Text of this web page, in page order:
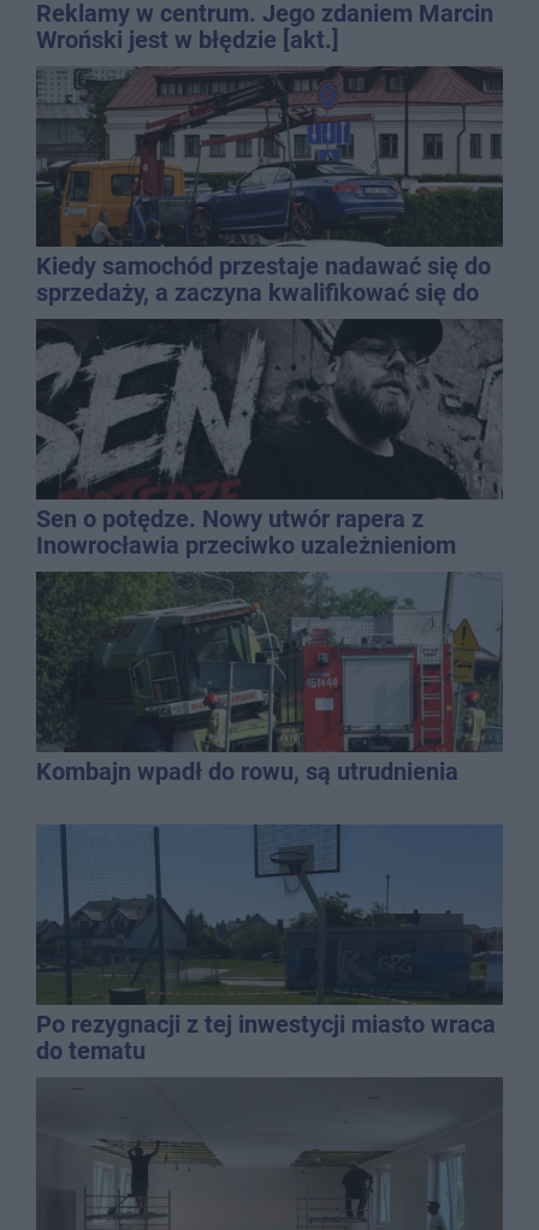
Reklamy w centrum. Jego zdaniem Marcin
Wroński jest w błędzie [akt.]
Kiedy samochód przestaje nadawać się do
sprzedaży, a zaczyna kwalifikować się do
kasacji?
Sen o potędze. Nowy utwór rapera z
Inowrocławia przeciwko uzależnieniom
Kombajn wpadł do rowu, są utrudnienia
Po rezygnacji z tej inwestycji miasto wraca
do tematu